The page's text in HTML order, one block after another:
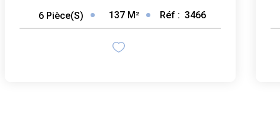
6 Pièce(s) 137 M² Réf : 3466